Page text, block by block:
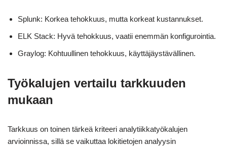
Splunk: Korkea tehokkuus, mutta korkeat kustannukset.
ELK Stack: Hyvä tehokkuus, vaatii enemmän konfigurointia.
Graylog: Kohtuullinen tehokkuus, käyttäjäystävällinen.
Työkalujen vertailu tarkkuuden
mukaan
Tarkkuus on toinen tärkeä kriteeri analytiikkatyökalujen
arvioinnissa, sillä se vaikuttaa lokitietojen analyysin